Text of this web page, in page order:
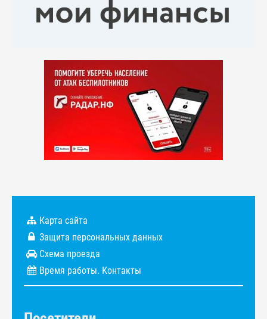
Карта сайта
Защита персональных данных
Схема проезда
Время работы. Контакты